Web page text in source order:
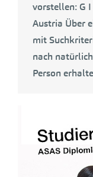
vorstellen: G
Austria Über
mit
nach
Person